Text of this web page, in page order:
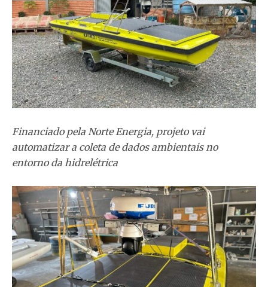
Financiado pela Norte Energia, projeto vai
automatizar a coleta de dados ambientais no
entorno da hidrelétrica